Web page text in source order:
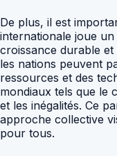
De plus, il est
internationale joue
croissance durable et
les nations peuvent
ressources et des
mondiaux tels que le
et les inégalités. Ce
approche collective
pour tous.